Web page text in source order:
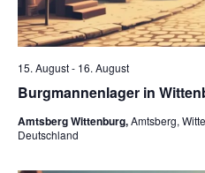
Burgmannenlager in
15. August- 16. August
Amtsberg Wittenburg,Amtsberg,
Deutschland